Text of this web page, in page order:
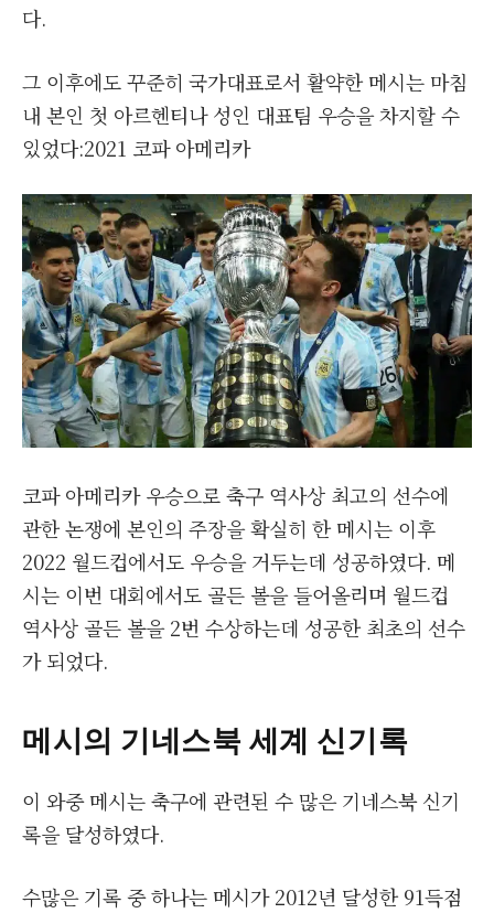
다.
그 이후에도 꾸준히 국가대표로서 활약한 메시는 마침
내 본인 첫 아르헨티나 성인 대표팀 우승을 차지할 수
있었다:2021 코파 아메리카
코파 아메리카 우승으로 축구 역사상 최고의 선수에
관한 논쟁에 본인의 주장을 확실히 한 메시는 이후
2022 월드컵에서도 우승을 거두는데 성공하였다. 메
시는 이번 대회에서도 골든 볼을 들어올리며 월드컵
역사상 골든 볼을 2번 수상하는데 성공한 최초의 선수
가 되었다.
메시의 기네스북 세계 신기록
이 와중 메시는 축구에 관련된 수 많은 기네스북 신기
록을 달성하였다.
수많은 기록 중 하나는 메시가 2012년 달성한 91득점